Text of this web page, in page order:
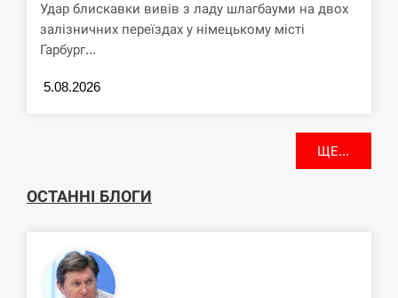
Удар блискавки вивів з ладу шлагбауми на двох
залізничних переїздах у німецькому місті
Гарбург...
5.08.2026
ЩЕ...
ОСТАННІ БЛОГИ